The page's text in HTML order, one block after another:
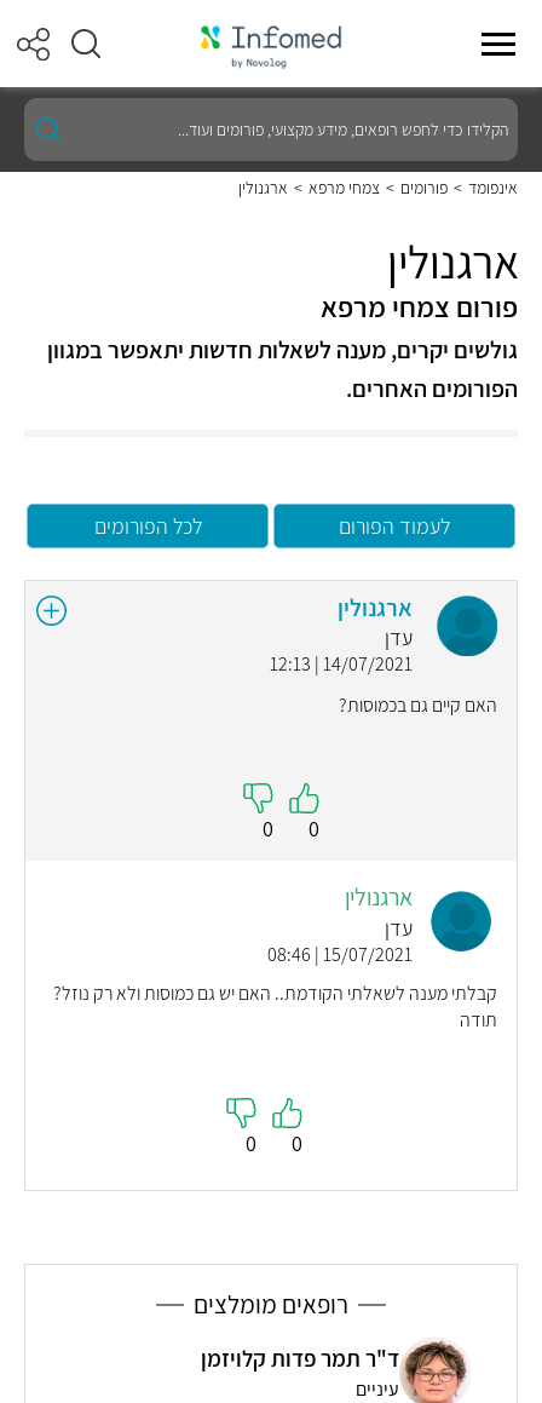
הקלידו
כדי
לחפש
רופאים,
מידע
ועוד...
אינפומד > פורומים > צמחי מרפא > ארגנולין
ארגנולין
פורום צמחי מרפא
גולשים יקרים, מענה לשאלות חדשות יתאפשר במגוון
הפורומים האחרים.
לעמוד הפורום לכל הפורומים
ארגנולין
עדן
14/07/2021 | 12:13
האם קיים גם בכמוסות?
0
0
ארגנולין
עדן
15/07/2021 | 08:46
קבלתי מענה לשאלתי הקודמת.. האם יש גם כמוסות ולא רק נוזל?
תודה
0
0
רופאים מומלצים
ד"ר תמר פדות קלויזמן
עיניים